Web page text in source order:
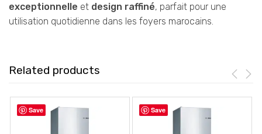
exceptionnelle et design raffiné, parfait pour une
utilisation quotidienne dans les foyers marocains.
Related products
Save Save